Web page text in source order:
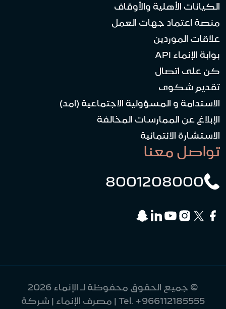
الكيانات الأهلية والأوقاف
منصة اعتماد جهات العمل
علاقات الموردين
بوابة الإنماء API
كن على اتصال
تقديم شكوى
الاستدامة و المسؤولية الاجتماعية (امد)
الإبلاغ عن الممارسات المخالفة
الاستشارة الائتمانية
تواصل معنا
8001208000
© جميع الحقوق محفوظة لـ الإنماء 2026
Tel. +966112185555 | مصرف الإنماء | شركة